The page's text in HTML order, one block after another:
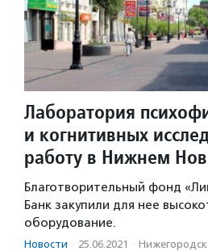
Лаборатория
и когнитивных
работу в Нижнем
Благотворительный фонд
Банк закупили для нее
оборудование.
Новости · 25.06.2021 ·